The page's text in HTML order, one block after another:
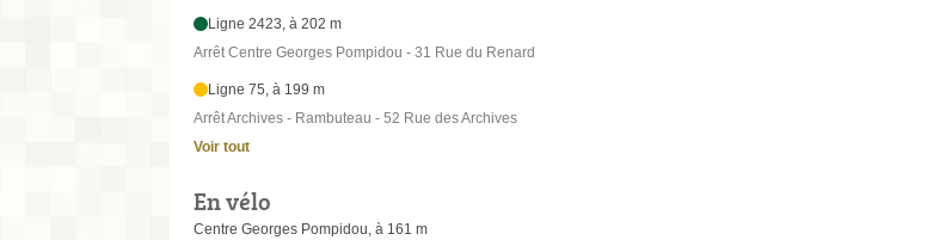
Ligne 2423, à 202 m
Arrêt Centre Georges Pompidou - 31 Rue du Renard
Ligne 75, à 199 m
Arrêt Archives - Rambuteau - 52 Rue des Archives
Voir tout
En vélo
Centre Georges Pompidou, à 161 m